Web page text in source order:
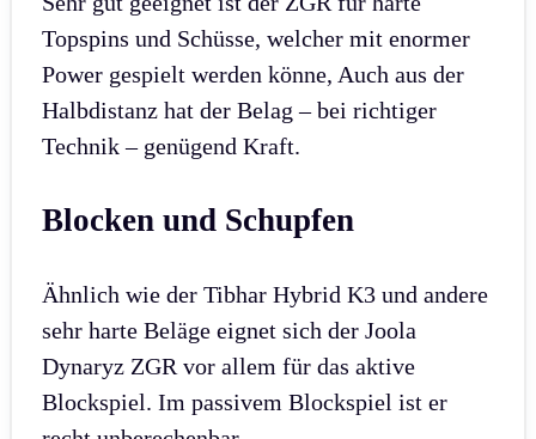
Topspins und Schüsse, welcher mit enormer
Power gespielt werden könne, Auch aus der
Halbdistanz hat der Belag – bei richtiger
Technik – genügend Kraft.
Blocken und Schupfen
Ähnlich wie der Tibhar Hybrid K3 und andere
sehr harte Beläge eignet sich der Joola
Dynaryz ZGR vor allem für das aktive
Blockspiel. Im passivem Blockspiel ist er